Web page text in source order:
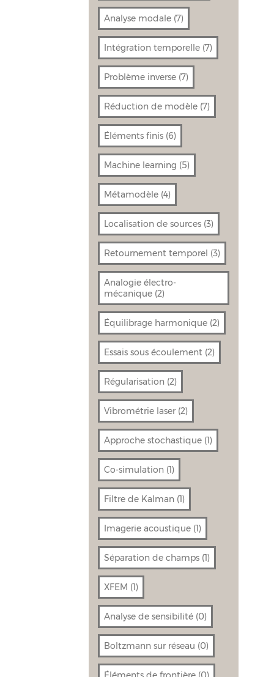
Analyse modale (7)
Intégration temporelle (7)
Problème inverse (7)
Réduction de modèle (7)
Éléments finis (6)
Machine learning (5)
Métamodèle (4)
Localisation de sources (3)
Retournement temporel (3)
Analogie électro-
mécanique (2)
Équilibrage harmonique (2)
Essais sous écoulement (2)
Régularisation (2)
Vibrométrie laser (2)
Approche stochastique (1)
Co-simulation (1)
Filtre de Kalman (1)
Imagerie acoustique (1)
Séparation de champs (1)
XFEM (1)
Analyse de sensibilité (0)
Boltzmann sur réseau (0)